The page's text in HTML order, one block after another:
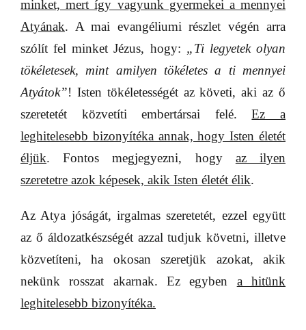
minket, mert így vagyunk gyermekei a mennyei
Atyának. A mai evangéliumi részlet végén arra
szólít fel minket Jézus, hogy: „Ti legyetek olyan
tökéletesek, mint amilyen tökéletes a ti mennyei
Atyátok”! Isten tökéletességét az követi, aki az ő
szeretetét közvetíti embertársai felé.Ez a
leghitelesebb bizonyítéka annak, hogy Isten életét
éljük. Fontos megjegyezni, hogy az ilyen
szeretetre azok képesek, akik Isten életét élik.
Az Atya jóságát, irgalmas szeretetét, ezzel együtt
az ő áldozatkészségét azzal tudjuk követni, illetve
közvetíteni, ha okosan szeretjük azokat, akik
nekünk rosszat akarnak. Ez egyben a hitünk
leghitelesebb bizonyítéka.